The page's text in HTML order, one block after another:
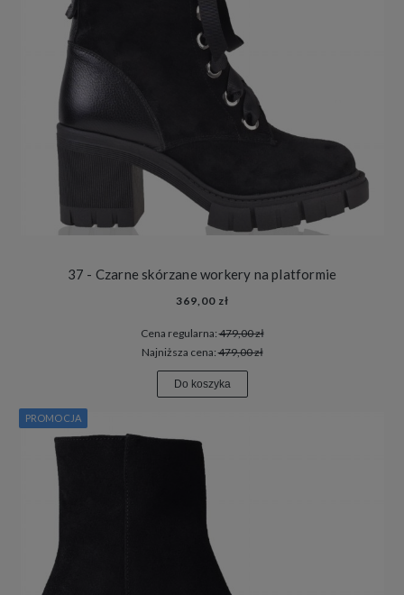
37 - Czarne skórzane workery na platformie
369,00 zł
Cena regularna:479,00 zł
Najniższa cena:479,00 zł
Do koszyka
PROMOCJA